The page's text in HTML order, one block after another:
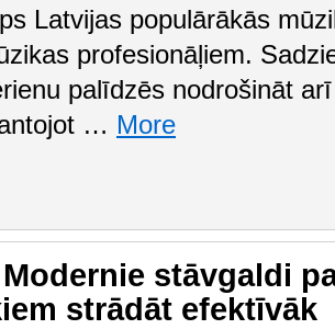
Latvijas populārākās
profesionāļiem.
palīdzēs nodrošināt
… More
stāvgaldi
strādāt efektīvāk